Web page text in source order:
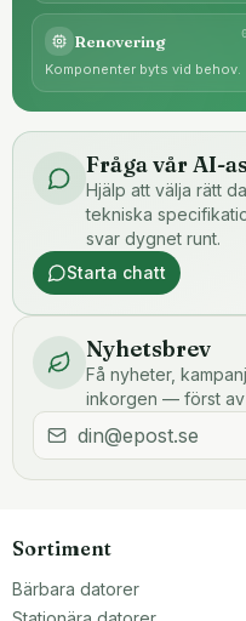
Renovering
Komponenter byts vid behov.
Fråga vår AI-
Hjälp att välja rätt
tekniska
svar dygnet runt.
Starta chatt
Nyhetsbrev
Få nyheter,
inkorgen — först av
Sortiment
Bärbara datorer